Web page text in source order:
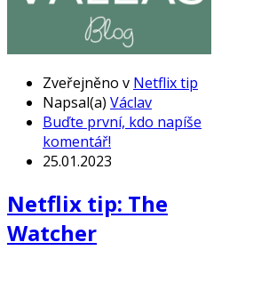
Zveřejněno v Netflix tip
Napsal(a) Václav
Buďte první, kdo napíše
komentář!
25.01.2023
Netflix tip: The
Watcher